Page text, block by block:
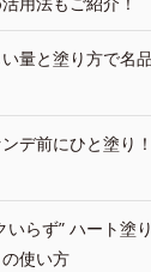
い量と塗り方で名
ンデ前にひと塗り
いらず” ハート塗
使い方